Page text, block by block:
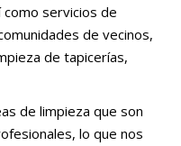
servicios de
de vecinos,
de tapicerías,
de limpieza que son
lo que nos